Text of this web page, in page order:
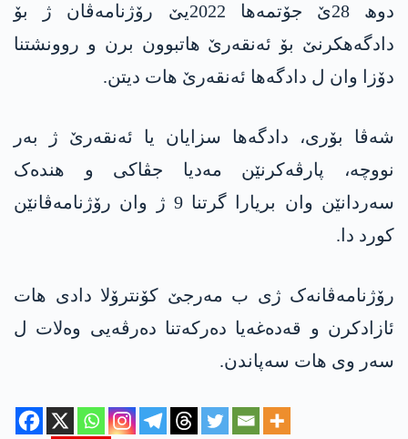
دوھ 28ێ جۆتمەھا 2022یێ رۆژنامەڤان ژ بۆ
دادگەھکرنێ بۆ ئەنقەرێ ھاتبوون برن و روونشتنا
دۆزا وان ل دادگەھا ئەنقەرێ ھات دیتن.
شەڤا بۆری، دادگەھا سزایان یا ئەنقەرێ ژ بەر
نووچە، پارڤەکرنێن مەدیا جڤاکی و ھندەک
سەردانێن وان بریارا گرتنا 9 ژ وان رۆژنامەڤانێن
کورد دا.
رۆژنامەڤانەک ژی ب مەرجێ کۆنترۆلا دادی ھات
ئازادکرن و قەدەغەیا دەرکەتنا دەرڤەیی وەلات ل
سەر وی ھات سەپاندن.